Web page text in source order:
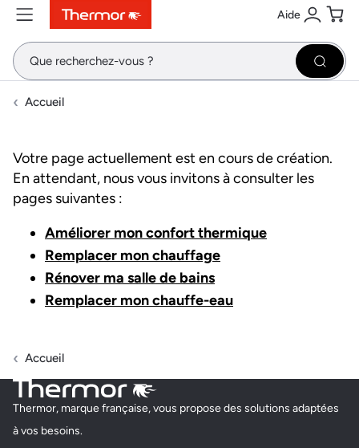
ContenuMenuRecherche Aide
Se
Accueil
Votre page actuellement est en cours de création.
En attendant, nous vous invitons à consulter les
pages suivantes :
Améliorer mon confort thermique
Remplacer mon chauffage
Rénover ma salle de bains
Remplacer mon chauffe-eau
Accueil
Thermor, marque française, vous propose des solutions adaptées
à vos besoins.